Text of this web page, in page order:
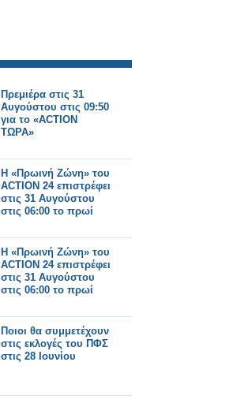
Πρεμιέρα στις 31
Αυγούστου στις 09:50
για το «ACTION
ΤΩΡΑ»
Η «Πρωινή Ζώνη» του
ACTION 24 επιστρέφει
στις 31 Αυγούστου
στις 06:00 το πρωί
Η «Πρωινή Ζώνη» του
ACTION 24 επιστρέφει
στις 31 Αυγούστου
στις 06:00 το πρωί
Ποιοι θα συμμετέχουν
στις εκλογές του ΠΦΣ
στις 28 Ιουνίου